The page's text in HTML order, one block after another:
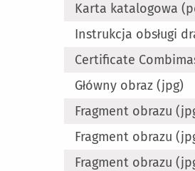
Karta katalogowa
Instrukcja obsługi
Certificate
Główny obraz (jpg)
Fragment obrazu
Fragment obrazu
Fragment obrazu